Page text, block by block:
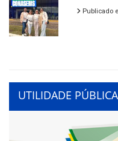
Publicado
UTILIDADE PÚBLICA